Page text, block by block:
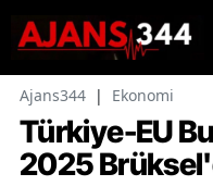
Ajans344 | Ekonomi
Türkiye-EU
2025